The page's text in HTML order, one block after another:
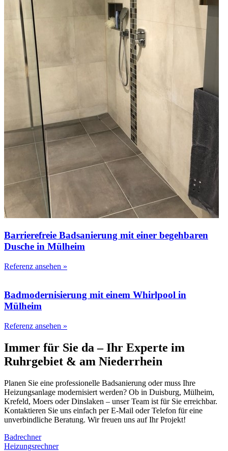
Barrierefreie Badsanierung mit einer begehbaren
Dusche in Mülheim
Referenz ansehen »
Badmodernisierung mit einem Whirlpool in
Mülheim
Referenz ansehen »
Immer für Sie da – Ihr Experte im
Ruhrgebiet & am Niederrhein
Planen Sie eine professionelle Badsanierung oder muss Ihre
Heizungsanlage modernisiert werden? Ob in Duisburg, Mülheim,
Krefeld, Moers oder Dinslaken – unser Team ist für Sie erreichbar.
Kontaktieren Sie uns einfach per E-Mail oder Telefon für eine
unverbindliche Beratung. Wir freuen uns auf Ihr Projekt!
Badrechner
Heizungsrechner